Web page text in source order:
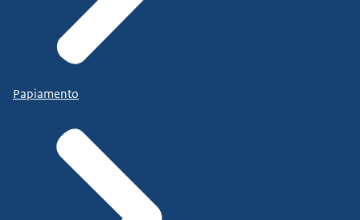
Papiamento